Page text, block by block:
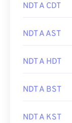
NDT A CDT
NDT A AST
NDT A HDT
NDT A BST
NDT A KST